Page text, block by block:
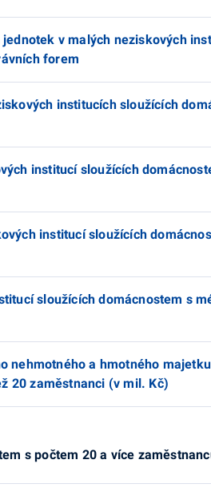
v malých neziskových
forem
institucích sloužících
institucí sloužících
institucí sloužících
sloužících domácnostem s
nehmotného a hmotného
20 zaměstnanci (v mil. Kč)
s počtem 20 a více